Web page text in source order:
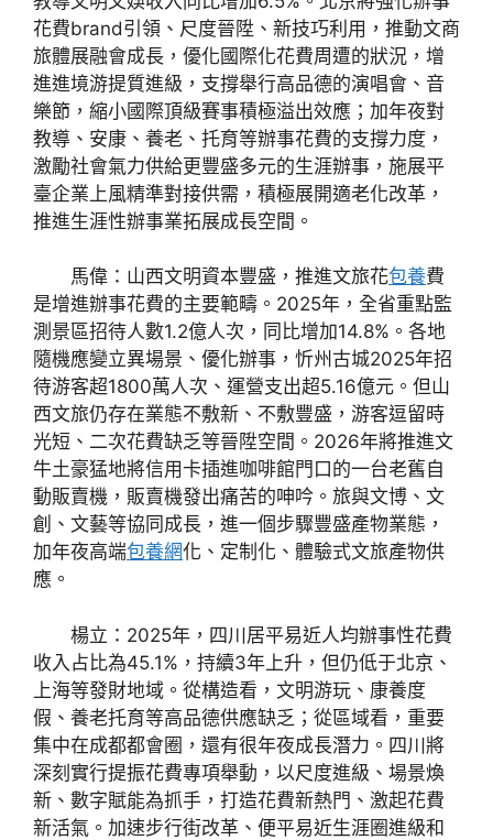
花費brand引領、尺度晉陞、新技巧利用，推動文商
旅體展融會成長，優化國際化花費周遭的狀況，增
進進境游提質進級，支撐舉行高品德的演唱會、音
樂節，縮小國際頂級賽事積極溢出效應；加年夜對
教導、安康、養老、托育等辦事花費的支撐力度，
激勵社會氣力供給更豐盛多元的生涯辦事，施展平
臺企業上風精準對接供需，積極展開適老化改革，
推進生涯性辦事業拓展成長空間。
馬偉：山西文明資本豐盛，推進文旅花包養費
是增進辦事花費的主要範疇。2025年，全省重點監
測景區招待人數1.2億人次，同比增加14.8%。各地
隨機應變立異場景、優化辦事，忻州古城2025年招
待游客超1800萬人次、運營支出超5.16億元。但山
西文旅仍存在業態不敷新、不敷豐盛，游客逗留時
光短、二次花費缺乏等晉陞空間。2026年將推進文
牛土豪猛地將信用卡插進咖啡館門口的一台老舊自
動販賣機，販賣機發出痛苦的呻吟。旅與文博、文
創、文藝等協同成長，進一個步驟豐盛產物業態，
加年夜高端包養網化、定制化、體驗式文旅產物供
應。
楊立：2025年，四川居平易近人均辦事性花費
收入占比為45.1%，持續3年上升，但仍低于北京、
上海等發財地域。從構造看，文明游玩、康養度
假、養老托育等高品德供應缺乏；從區域看，重要
集中在成都都會圈，還有很年夜成長潛力。四川將
深刻實行提振花費專項舉動，以尺度進級、場景煥
新、數字賦能為抓手，打造花費新熱門、激起花費
新活氣。加速步行街改革、便平易近生涯圈進級和